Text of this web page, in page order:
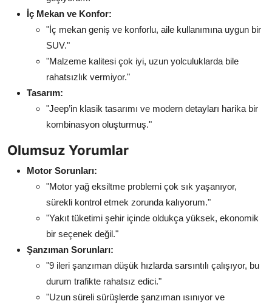
İç Mekan ve Konfor:
"İç mekan geniş ve konforlu, aile kullanımına uygun bir
SUV."
"Malzeme kalitesi çok iyi, uzun yolculuklarda bile
rahatsızlık vermiyor."
Tasarım:
"Jeep’in klasik tasarımı ve modern detayları harika bir
kombinasyon oluşturmuş."
Olumsuz Yorumlar
Motor Sorunları:
"Motor yağ eksiltme problemi çok sık yaşanıyor,
sürekli kontrol etmek zorunda kalıyorum."
"Yakıt tüketimi şehir içinde oldukça yüksek, ekonomik
bir seçenek değil."
Şanzıman Sorunları:
"9 ileri şanzıman düşük hızlarda sarsıntılı çalışıyor, bu
durum trafikte rahatsız edici."
"Uzun süreli sürüşlerde şanzıman ısınıyor ve